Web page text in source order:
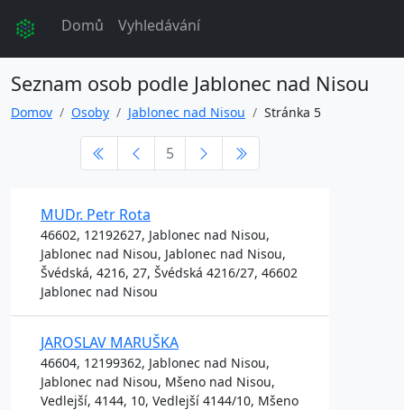
Domů Vyhledávání
Seznam osob podle Jablonec nad Nisou
Domov Osoby Jablonec nad Nisou Stránka 5
5
MUDr. Petr Rota
46602, 12192627, Jablonec nad Nisou,
Jablonec nad Nisou, Jablonec nad Nisou,
Švédská, 4216, 27, Švédská 4216/27, 46602
Jablonec nad Nisou
JAROSLAV MARUŠKA
46604, 12199362, Jablonec nad Nisou,
Jablonec nad Nisou, Mšeno nad Nisou,
Vedlejší, 4144, 10, Vedlejší 4144/10, Mšeno